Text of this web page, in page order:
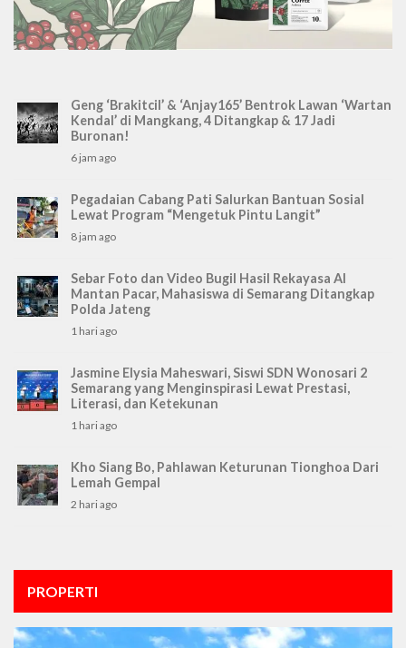
Geng ‘Brakitcil’ & ‘Anjay165’ Bentrok Lawan ‘Wartan
Kendal’ di Mangkang, 4 Ditangkap & 17 Jadi
Buronan!
6 jam ago
Pegadaian Cabang Pati Salurkan Bantuan Sosial
Lewat Program “Mengetuk Pintu Langit”
8 jam ago
Sebar Foto dan Video Bugil Hasil Rekayasa AI
Mantan Pacar, Mahasiswa di Semarang Ditangkap
Polda Jateng
1 hari ago
Jasmine Elysia Maheswari, Siswi SDN Wonosari 2
Semarang yang Menginspirasi Lewat Prestasi,
Literasi, dan Ketekunan
1 hari ago
Kho Siang Bo, Pahlawan Keturunan Tionghoa Dari
Lemah Gempal
2 hari ago
PROPERTI